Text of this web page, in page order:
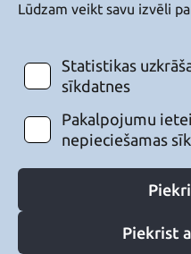
Lūdzam veikt savu izvēli
Statistikas
sīkdatnes
Pakalpojumu
nepieciešamas
Piekrist